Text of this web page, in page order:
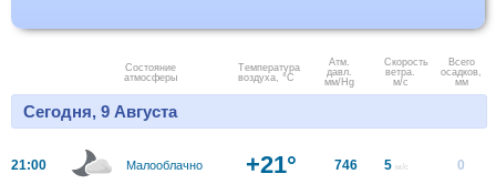
Состояние
атмосферы
Температура
воздуха, °C
Атм.
давл.
мм/Hg
Скорость
ветра.
м/с
Всего
осадков,
мм
Сегодня, 9 Августа
21:00 Малооблачно +21° 746 5 м/с 0